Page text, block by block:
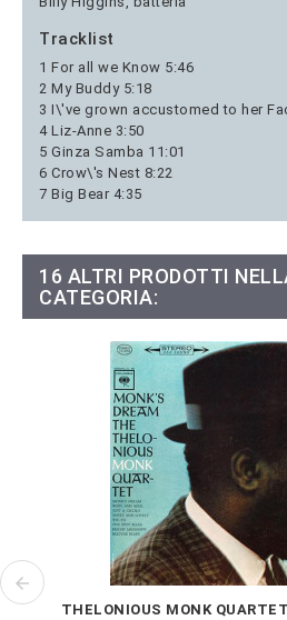
Tracklist
1 For all we Know 5:46
2 My Buddy 5:18
3 I\'ve grown accustomed to her
4 Liz-Anne 3:50
5 Ginza Samba 11:01
6 Crow\'s Nest 8:22
7 Big Bear 4:35
16 ALTRI PRODOTTI
CATEGORIA:
THELONIOUS MONK